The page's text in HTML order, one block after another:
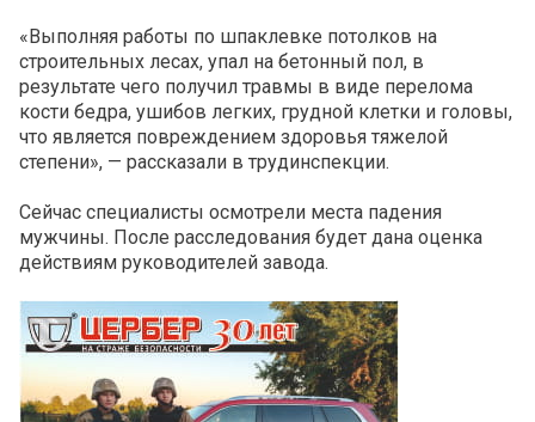
«Выполняя работы по шпаклевке потолков на
строительных лесах, упал на бетонный пол, в
результате чего получил травмы в виде перелома
кости бедра, ушибов легких, грудной клетки и головы,
что является повреждением здоровья тяжелой
степени», — рассказали в трудинспекции.
Сейчас специалисты осмотрели места падения
мужчины. После расследования будет дана оценка
действиям руководителей завода.